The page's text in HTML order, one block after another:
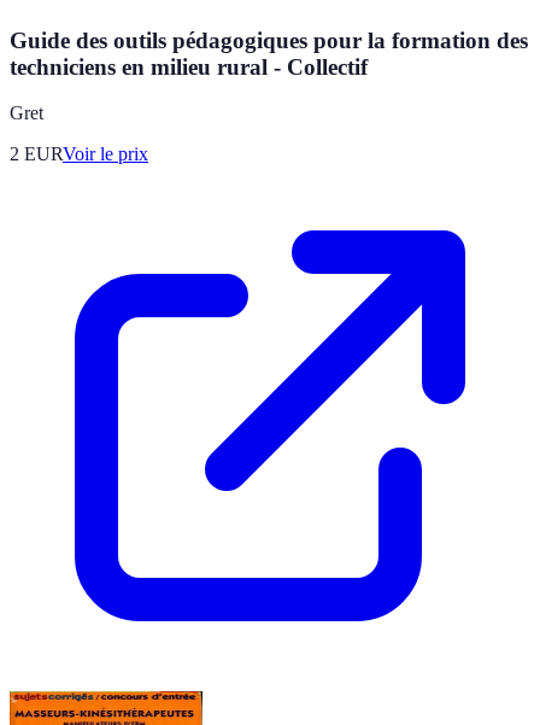
Guide des outils pédagogiques pour la formation des
techniciens en milieu rural - Collectif
Gret
2 EURVoir le prix